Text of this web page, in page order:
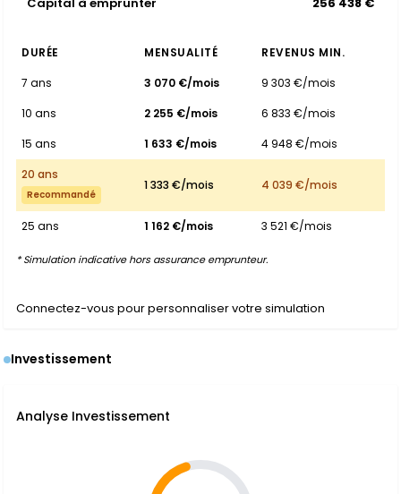
DURÉE MENSUALITÉ
REVENUS MIN.
7 ans
3 070 €/mois
9 303 €/mois
10 ans
2 255 €/mois
6 833 €/mois
15 ans
1 633 €/mois
4 948 €/mois
20 ans
Recommandé
1 333 €/mois 4 039 €/mois
25 ans 1 162 €/mois 3 521 €/mois
* Simulation indicative hors assurance emprunteur.
Connectez-vous pour personnaliser votre simulation
Investissement
Analyse Investissement